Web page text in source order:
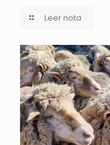
Leer nota